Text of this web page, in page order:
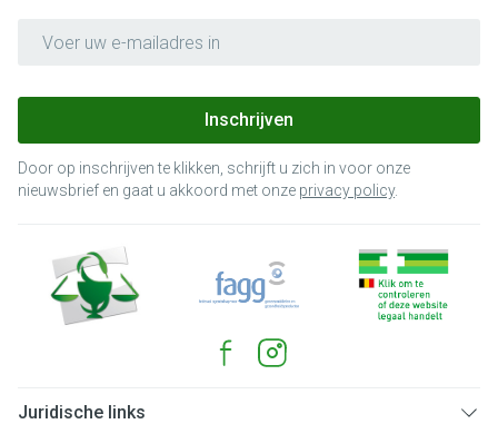
Inschrijven
Door op inschrijven te klikken, schrijft u zich in voor onze
nieuwsbrief en gaat u akkoord met onze privacy policy.
Juridische links